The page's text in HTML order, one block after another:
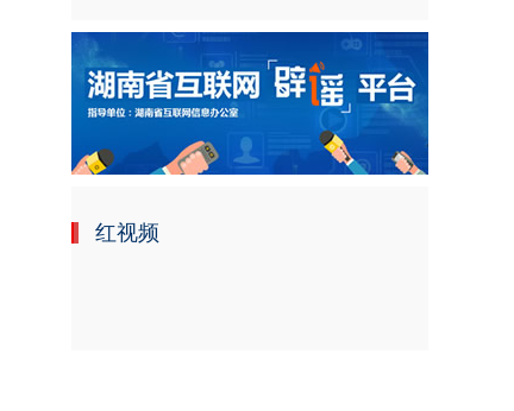
红视频